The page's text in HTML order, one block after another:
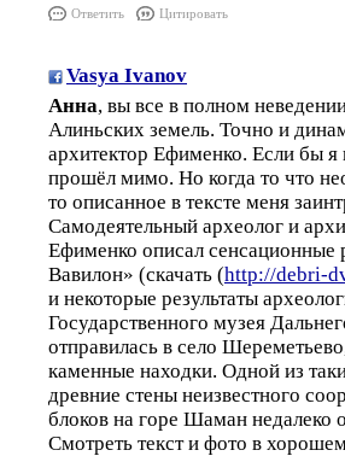
Ответить Цитировать
Vasya Ivanov
Анна, вы все в полном
Алиньских земель. Точно и
архитектор Ефименко. Если бы
прошёл мимо. Но когда то что
то описанное в тексте меня
Самодеятельный археолог и
Ефименко описал сенсационные
Вавилон» (скачать (http://debri-
и некоторые результаты
Государственного музея
отправилась в село
каменные находки. Одной из
древние стены неизвестного
блоков на горе Шаман недалеко
Смотреть текст и фото в